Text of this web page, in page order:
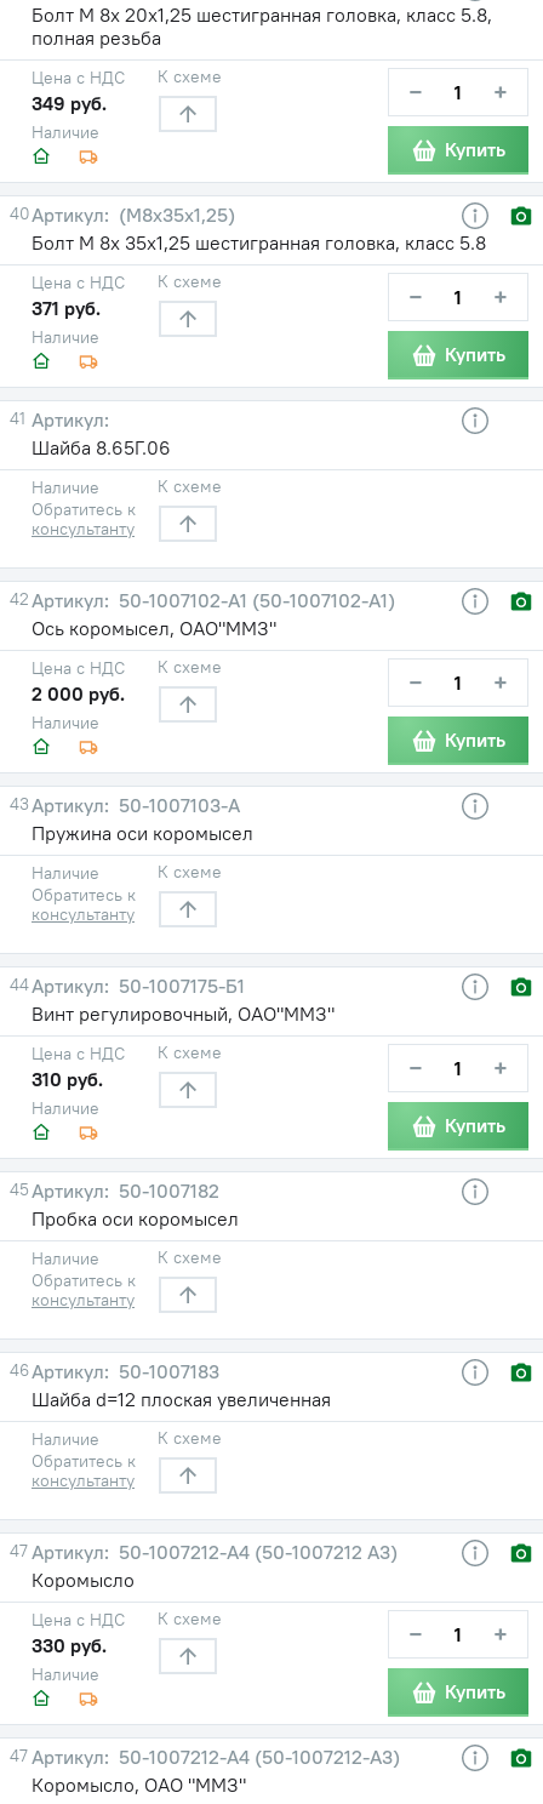
Болт М 8х 20х1,25 шестигранная головка, класс 5.8,
полная резьба
Наличие
Цена с НДС
349 руб.
К схеме − +
Купить
40
(М8х35х1,25)
Болт М 8х 35х1,25 шестигранная головка, класс 5.8
Наличие
Цена с НДС
371 руб.
К схеме − +
Купить
41
Шайба 8.65Г.06
Наличие
Обратитесь к
консультанту
К схеме
42
50-1007102-A1 (50-1007102-А1)
Ось коромысел, ОАО"ММЗ"
Наличие
Цена с НДС
2 000 руб.
К схеме − +
Купить
43
50-1007103-A
Пружина оси коромысел
Наличие
Обратитесь к
консультанту
К схеме
44
50-1007175-Б1
Винт регулировочный, ОАО"ММЗ"
Наличие
Цена с НДС
310 руб.
К схеме − +
Купить
45
50-1007182
Пробка оси коромысел
Наличие
Обратитесь к
консультанту
К схеме
46
50-1007183
Шайба d=12 плоская увеличенная
Наличие
Обратитесь к
консультанту
К схеме
47
50-1007212-А4 (50-1007212 А3)
Коромысло
Наличие
Цена с НДС
330 руб.
К схеме − +
Купить
47
50-1007212-А4 (50-1007212-А3)
Коромысло, ОАО "ММЗ"